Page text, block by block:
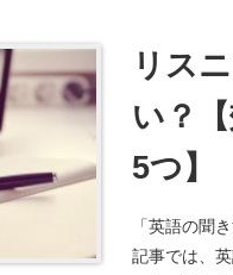
リス
い？
5つ】
「英語の聞
記事では、